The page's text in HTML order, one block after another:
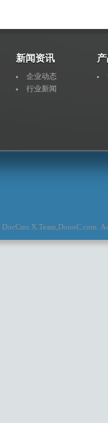
新闻资讯
企业动态
行业新闻
DocCms X.Team DoooC.com .